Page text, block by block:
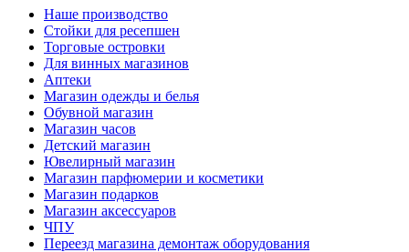
Наше производство
Стойки для ресепшен
Торговые островки
Для винных магазинов
Аптеки
Магазин одежды и белья
Обувной магазин
Магазин часов
Детский магазин
Ювелирный магазин
Магазин парфюмерии и косметики
Магазин подарков
Магазин аксессуаров
ЧПУ
Переезд магазина демонтаж оборудования